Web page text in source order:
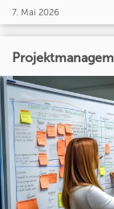
7. Mai 2026